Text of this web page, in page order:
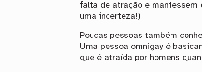
falta de atração e mantessem
uma incerteza!)
Poucas pessoas também
Uma pessoa omnigay é
que é atraída por homens